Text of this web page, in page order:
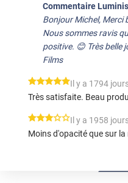
Commentaire
Bonjour Michel, Merci
Nous sommes ravis
positive. 😊 Très belle
Films
*****
Il y a 1794
Très satisfaite. Beau
*****Il y a 1958
Moins d'opacité que sur